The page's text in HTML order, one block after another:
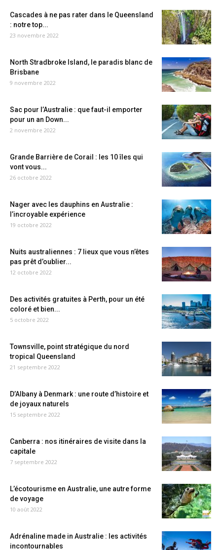
Cascades à ne pas rater dans le Queensland
: notre top...
23 novembre 2022
North Stradbroke Island, le paradis blanc de
Brisbane
9 novembre 2022
Sac pour l’Australie : que faut-il emporter
pour un an Down...
2 novembre 2022
Grande Barrière de Corail : les 10 îles qui
vont vous...
26 octobre 2022
Nager avec les dauphins en Australie :
l’incroyable expérience
19 octobre 2022
Nuits australiennes : 7 lieux que vous n’êtes
pas prêt d’oublier...
12 octobre 2022
Des activités gratuites à Perth, pour un été
coloré et bien...
5 octobre 2022
Townsville, point stratégique du nord
tropical Queensland
21 septembre 2022
D’Albany à Denmark : une route d’histoire et
de joyaux naturels
15 septembre 2022
Canberra : nos itinéraires de visite dans la
capitale
7 septembre 2022
L’écotourisme en Australie, une autre forme
de voyage
10 août 2022
Adrénaline made in Australie : les activités
incontournables